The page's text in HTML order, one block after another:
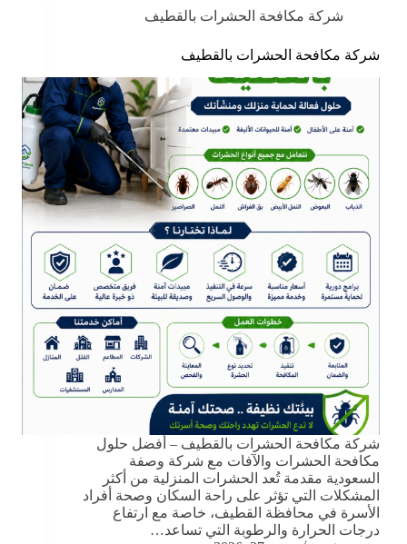
شركة مكافحة الحشرات بالقطيف
شركة مكافحة الحشرات بالقطيف
شركة مكافحة الحشرات بالقطيف – أفضل حلول
مكافحة الحشرات والآفات مع شركة وصفة
السعودية مقدمة تُعد الحشرات المنزلية من أكثر
المشكلات التي تؤثر على راحة السكان وصحة أفراد
الأسرة في محافظة القطيف، خاصة مع ارتفاع
درجات الحرارة والرطوبة التي تساعد…